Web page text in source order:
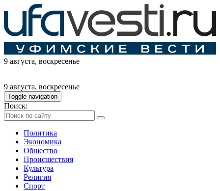
9 августа, воскресенье
9 августа, воскресенье
Toggle navigation
Поиск:
Политика
Экономика
Общество
Происшествия
Культура
Религия
Спорт